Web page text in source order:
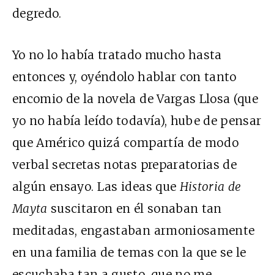
degredo.
Yo no lo había tratado mucho hasta
entonces y, oyéndolo hablar con tanto
encomio de la novela de Vargas Llosa (que
yo no había leído todavía), hube de pensar
que Américo quizá compartía de modo
verbal secretas notas preparatorias de
algún ensayo. Las ideas que Historia de
Mayta suscitaron en él sonaban tan
meditadas, engastaban armoniosamente
en una familia de temas con la que se le